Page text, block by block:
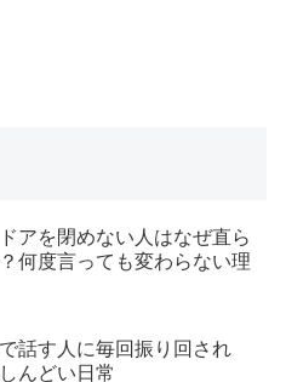
ドアを閉めない人はなぜ直ら
何度言っても変わらない理
話す人に毎回振り回され
んどい日常